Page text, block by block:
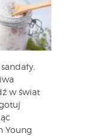
w świat
Young